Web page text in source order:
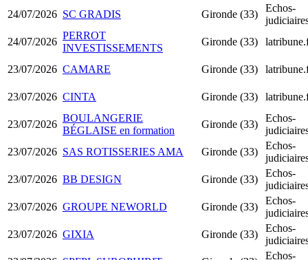
24/07/2026 SC GRADIS Gironde (33)
Echos-
24/07/2026
PERROT
INVESTISSEMENTS
Gironde (33)
23/07/2026 CAMARE Gironde (33)
23/07/2026 CINTA Gironde (33)
23/07/2026
BOULANGERIE
BÉGLAISE en formation
Gironde (33)
Echos-
23/07/2026 SAS ROTISSERIES AMA Gironde (33)
Echos-
23/07/2026 BB DESIGN Gironde (33)
Echos-
23/07/2026 GROUPE NEWORLD Gironde (33)
Echos-
23/07/2026 GIXIA Gironde (33)
Echos-
Echos-